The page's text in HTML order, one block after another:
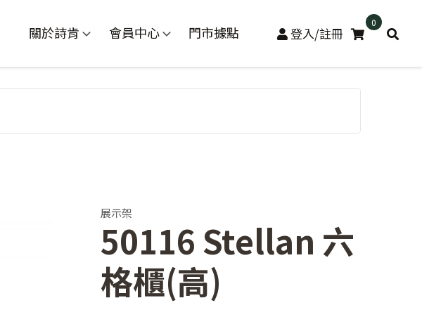
關於詩肯 會員中心 門市據點 登入/註冊
0
展示架
50116 Stellan 六
格櫃(高)